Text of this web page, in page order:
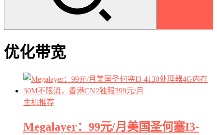
优化带宽
主机推荐
Megalayer：99元/月美国圣何塞I3-